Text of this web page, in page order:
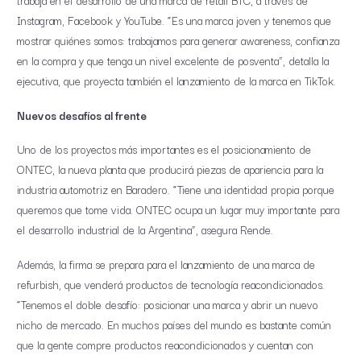
Instagram, Facebook y YouTube. “Es una marca joven y tenemos que
mostrar quiénes somos: trabajamos para generar awareness, confianza
en la compra y que tenga un nivel excelente de posventa”, detalla la
ejecutiva, que proyecta también el lanzamiento de la marca en TikTok.
Nuevos desafíos al frente
Uno de los proyectos más importantes es el posicionamiento de
ONTEC, la nueva planta que producirá piezas de apariencia para la
industria automotriz en Baradero. “Tiene una identidad propia porque
queremos que tome vida. ONTEC ocupa un lugar muy importante para
el desarrollo industrial de la Argentina”, asegura Rende.
Además, la firma se prepara para el lanzamiento de una marca de
refurbish, que venderá productos de tecnología reacondicionados.
“Tenemos el doble desafío: posicionar una marca y abrir un nuevo
nicho de mercado. En muchos países del mundo es bastante común
que la gente compre productos reacondicionados y cuentan con